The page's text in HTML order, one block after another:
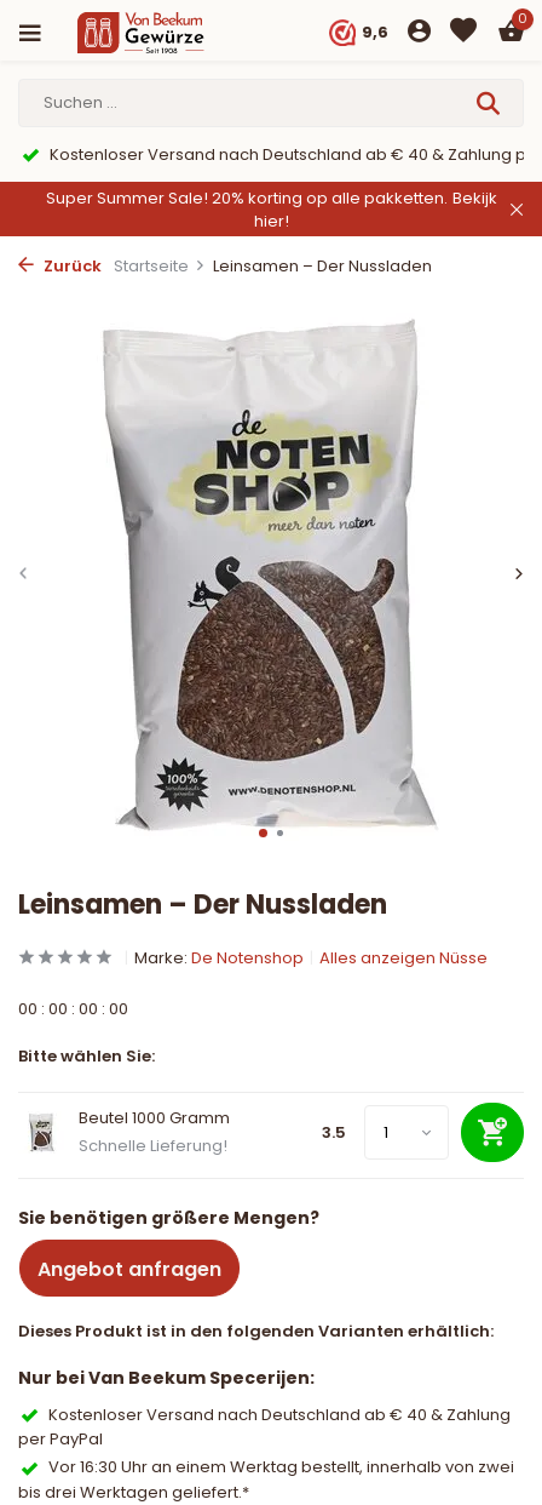
9,6
0
Kostenloser Versand nach Deutschland ab € 40 & Zahlung per
Super Summer Sale! 20% korting op alle pakketten. Bekijk
hier!
Zurück Startseite Leinsamen – Der Nussladen
Leinsamen – Der Nussladen
Marke: De Notenshop Alles anzeigen Nüsse
00 : 00 : 00 : 00
Bitte wählen Sie:
Beutel 1000 Gramm
Schnelle Lieferung!
3.5
Sie benötigen größere Mengen?
Angebot anfragen
Dieses Produkt ist in den folgenden Varianten erhältlich:
Nur bei Van Beekum Specerijen:
Kostenloser Versand nach Deutschland ab € 40 & Zahlung
per PayPal
Vor 16:30 Uhr an einem Werktag bestellt, innerhalb von zwei
bis drei Werktagen geliefert.*